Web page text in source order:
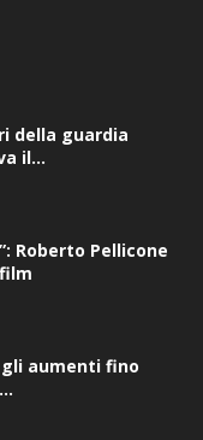
della guardia
il...
Roberto Pellicone
gli aumenti fino